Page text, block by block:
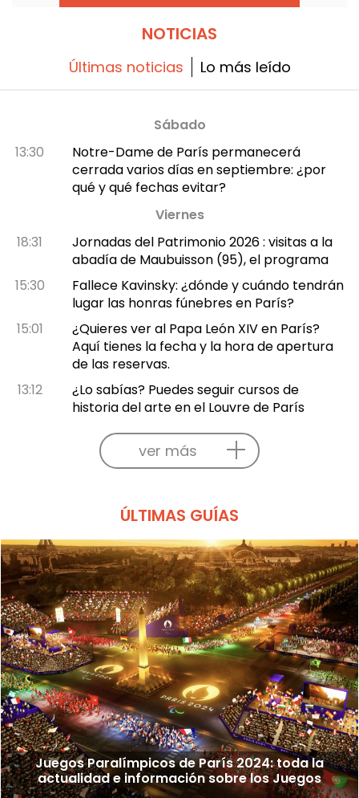
NOTICIAS
Últimas noticias Lo más leído
Sábado
13:30
Notre-Dame de París permanecerá
cerrada varios días en septiembre: ¿por
qué y qué fechas evitar?
Viernes
18:31
Jornadas del Patrimonio 2026 : visitas a la
abadía de Maubuisson (95), el programa
15:30
Fallece Kavinsky: ¿dónde y cuándo tendrán
lugar las honras fúnebres en París?
15:01
¿Quieres ver al Papa León XIV en París?
Aquí tienes la fecha y la hora de apertura
de las reservas.
13:12
¿Lo sabías? Puedes seguir cursos de
historia del arte en el Louvre de París
ver más
ÚLTIMAS GUÍAS
Juegos Paralímpicos de París 2024: toda la
actualidad e información sobre los Juegos